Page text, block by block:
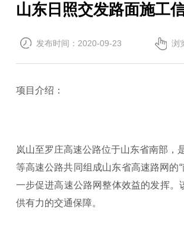
山东日照交发路面施工
发布时间：2020-09-23 浏
项目介绍：
岚山至罗庄高速公路位于山东省南部，
等高速公路共同组成山东省高速路网的
一步促进高速公路网整体效益的发挥。
供有力的交通保障。